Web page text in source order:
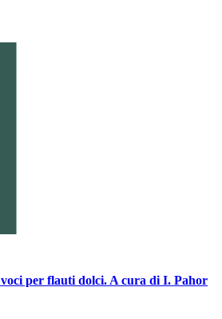
per flauti dolci. A cura di I. Pahor